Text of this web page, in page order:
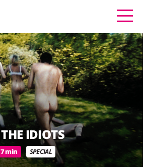
IDIOTS
min SPECIAL